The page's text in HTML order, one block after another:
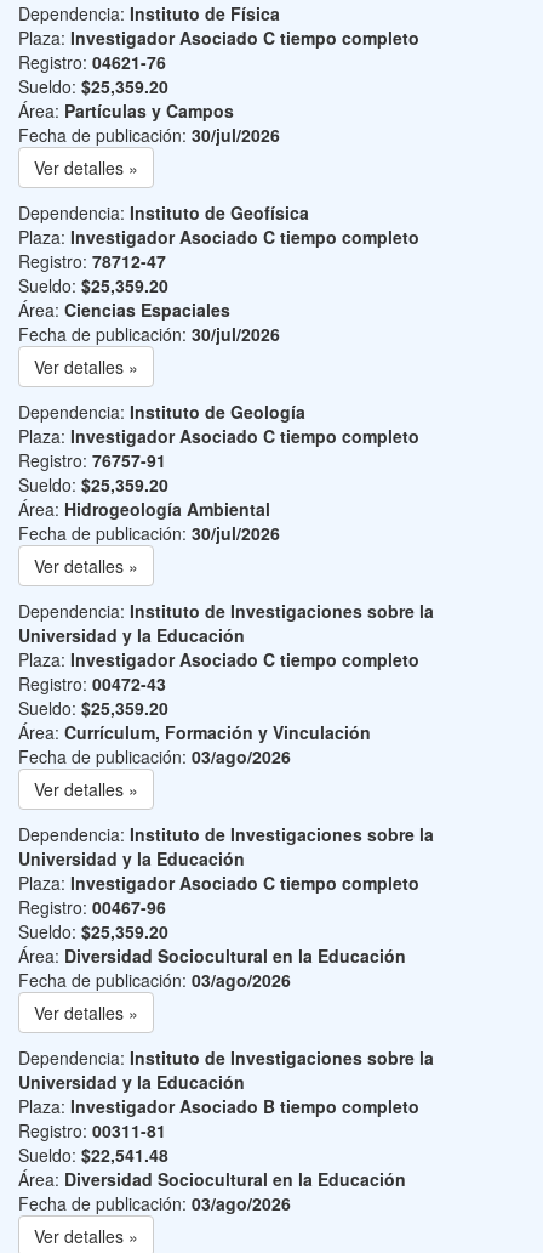
Dependencia: Instituto de Física
Plaza: Investigador Asociado C tiempo completo
Registro: 04621-76
Sueldo: $25,359.20
Área: Partículas y Campos
Fecha de publicación: 30/jul/2026
Ver detalles »
Dependencia: Instituto de Geofísica
Plaza: Investigador Asociado C tiempo completo
Registro: 78712-47
Sueldo: $25,359.20
Área: Ciencias Espaciales
Fecha de publicación: 30/jul/2026
Ver detalles »
Dependencia: Instituto de Geología
Plaza: Investigador Asociado C tiempo completo
Registro: 76757-91
Sueldo: $25,359.20
Área: Hidrogeología Ambiental
Fecha de publicación: 30/jul/2026
Ver detalles »
Dependencia: Instituto de Investigaciones sobre la
Universidad y la Educación
Plaza: Investigador Asociado C tiempo completo
Registro: 00472-43
Sueldo: $25,359.20
Área: Currículum, Formación y Vinculación
Fecha de publicación: 03/ago/2026
Ver detalles »
Dependencia: Instituto de Investigaciones sobre la
Universidad y la Educación
Plaza: Investigador Asociado C tiempo completo
Registro: 00467-96
Sueldo: $25,359.20
Área: Diversidad Sociocultural en la Educación
Fecha de publicación: 03/ago/2026
Ver detalles »
Dependencia: Instituto de Investigaciones sobre la
Universidad y la Educación
Plaza: Investigador Asociado B tiempo completo
Registro: 00311-81
Sueldo: $22,541.48
Área: Diversidad Sociocultural en la Educación
Fecha de publicación: 03/ago/2026
Ver detalles »